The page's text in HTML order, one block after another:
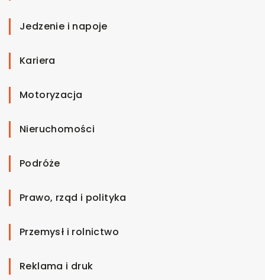
Jedzenie i napoje
Kariera
Motoryzacja
Nieruchomości
Podróże
Prawo, rząd i polityka
Przemysł i rolnictwo
Reklama i druk